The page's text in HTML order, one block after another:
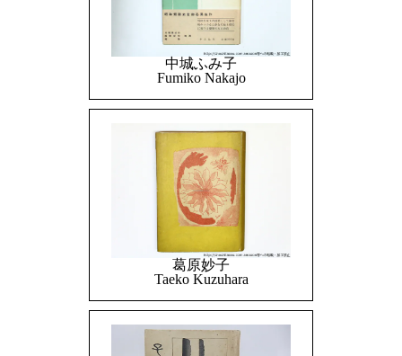
中城ふみ子
Fumiko Nakajo
葛原妙子
Taeko Kuzuhara